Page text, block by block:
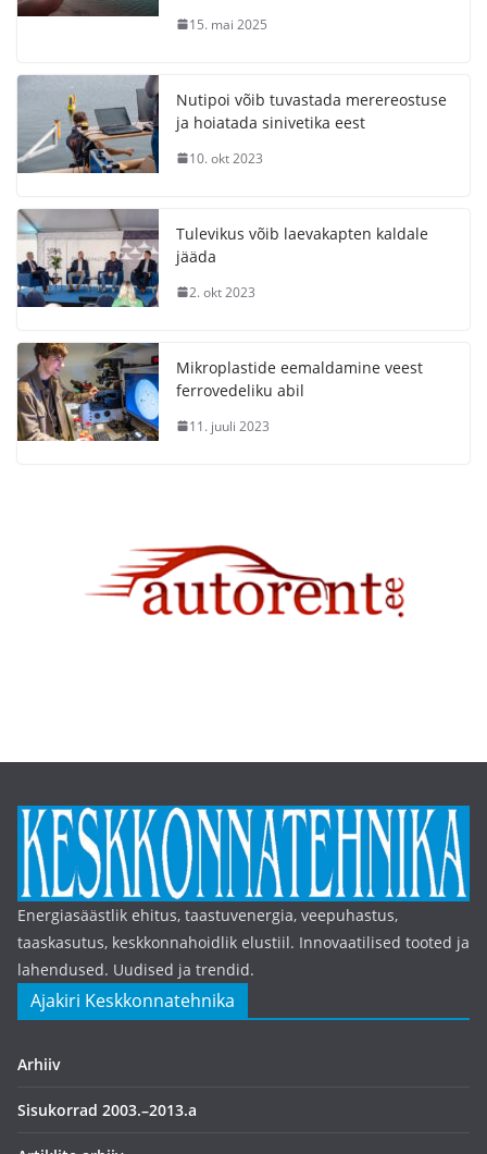
15. mai 2025
Nutipoi võib tuvastada merereostuse
ja hoiatada sinivetika eest
10. okt 2023
Tulevikus võib laevakapten kaldale
jääda
2. okt 2023
Mikroplastide eemaldamine veest
ferrovedeliku abil
11. juuli 2023
Energiasäästlik ehitus, taastuvenergia, veepuhastus,
taaskasutus, keskkonnahoidlik elustiil. Innovaatilised tooted ja
lahendused. Uudised ja trendid.
Ajakiri Keskkonnatehnika
Arhiiv
Sisukorrad 2003.–2013.a